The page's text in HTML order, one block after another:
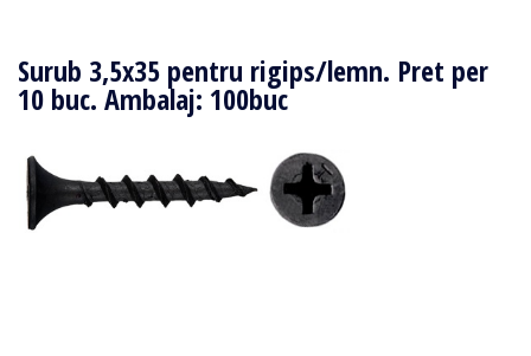
Surub 3,5х35 pentru rigips/lemn. Pret per
10 buc. Ambalaj: 100buc